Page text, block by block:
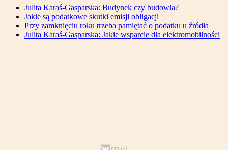
Julita Karaś-Gasparska: Budynek czy budowla?
Jakie są podatkowe skutki emisji obligacji
Przy zamknięciu roku trzeba pamiętać o podatku u źródła
Julita Karaś-Gasparska: Jakie wsparcie dla elektromobilności